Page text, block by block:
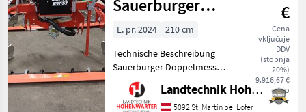
spravilo
Sauerburger
DMF40 (22069)
€
Cena
vključuje
DDV
(stopnja
20%)
9.916,67 €
neto
L. pr. 2024
210 cm
Technische Beschreibung
Sauerburger Doppelmesser.
Ich freue mich, Ihnen im
Maschinenzentrum St.
Martin die Sauerburger
Landtechnik Hohenwarter GmbH
5092 St. Martin bei Lofer